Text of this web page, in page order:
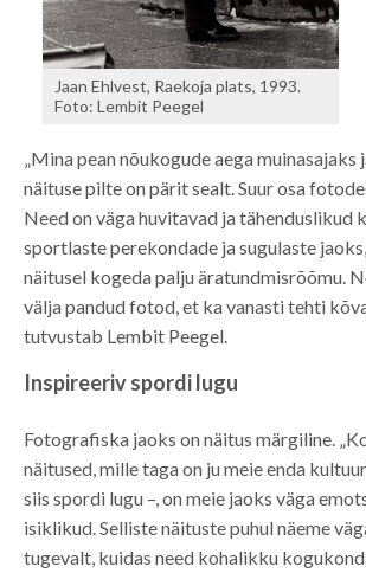
Jaan Ehlvest, Raekoja plats, 1993.
Foto: Lembit Peegel
„Mina pean nõukogude aega muinasajaks
näituse pilte on pärit sealt. Suur osa
Need on väga huvitavad ja tähenduslikud
sportlaste perekondade ja sugulaste
näitusel kogeda palju äratundmisrõõmu.
välja pandud fotod, et ka vanasti tehti
tutvustab Lembit Peegel.
Inspireeriv spordi lugu
Fotografiska jaoks on näitus märgiline.
näitused, mille taga on ju meie enda
siis spordi lugu –, on meie jaoks väga
isiklikud. Selliste näituste puhul näeme
tugevalt, kuidas need kohalikku